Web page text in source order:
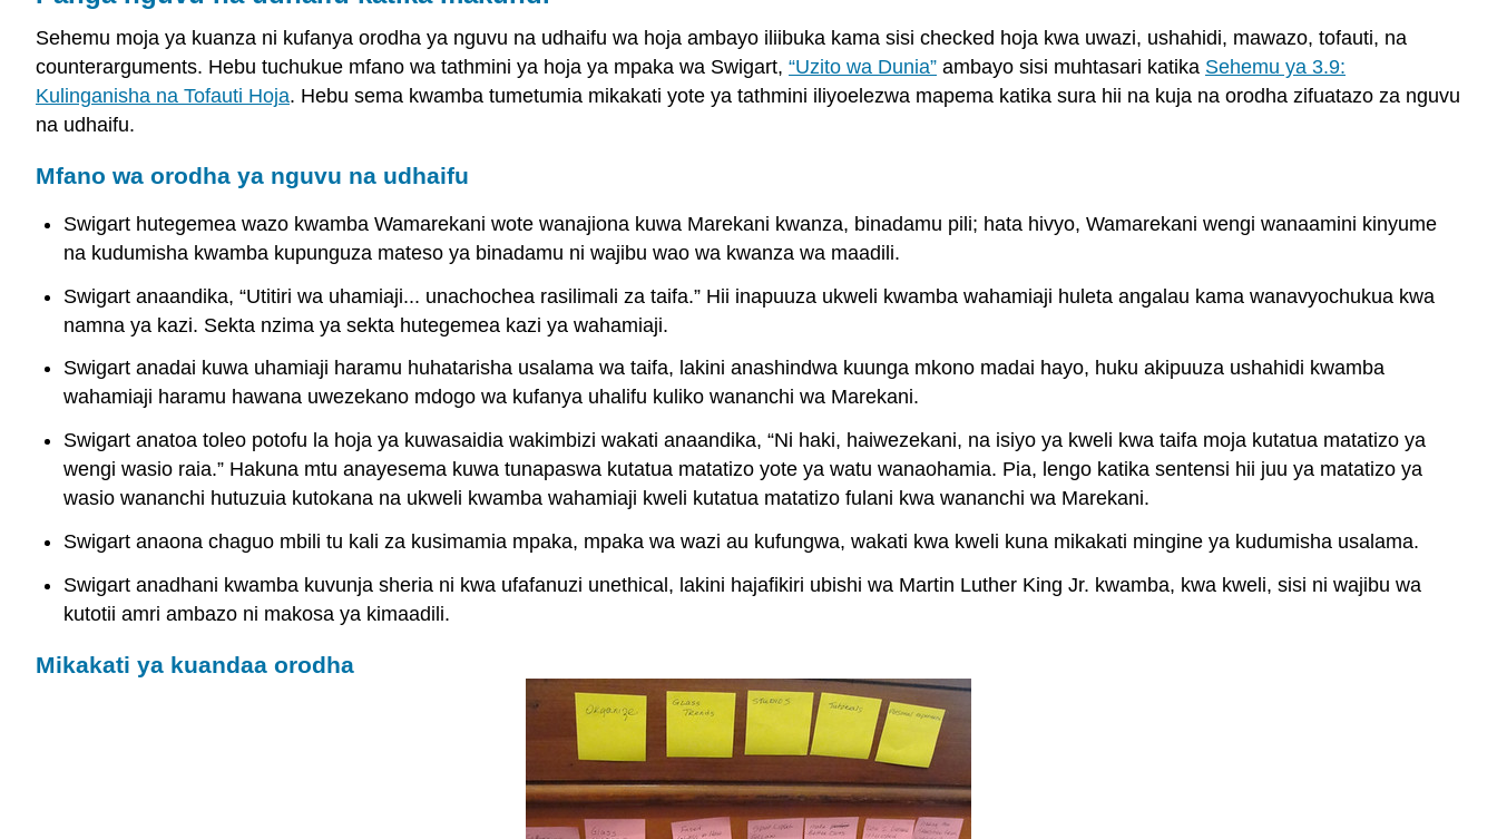
Tathmini
Kuandaa
insha
insha
inayofuata:
mapendekezo
Zoezi
\PageIndex1
\PageIndex1
Sehemu moja ya kuanza ni kufanya orodha ya nguvu na udhaifu wa hoja ambayo iliibuka kama sisi checked hoja kwa uwazi, ushahidi, mawazo, tofauti, na
counterarguments. Hebu tuchukue mfano wa tathmini ya hoja ya mpaka wa Swigart, “Uzito wa Dunia” ambayo sisi muhtasari katika Sehemu ya 3.9:
Kulinganisha na Tofauti Hoja. Hebu sema kwamba tumetumia mikakati yote ya tathmini iliyoelezwa mapema katika sura hii na kuja na orodha zifuatazo za nguvu
na udhaifu.
Mfano wa orodha ya nguvu na udhaifu
Swigart hutegemea wazo kwamba Wamarekani wote wanajiona kuwa Marekani kwanza, binadamu pili; hata hivyo, Wamarekani wengi wanaamini kinyume
na kudumisha kwamba kupunguza mateso ya binadamu ni wajibu wao wa kwanza wa maadili.
Swigart anaandika, “Utitiri wa uhamiaji... unachochea rasilimali za taifa.” Hii inapuuza ukweli kwamba wahamiaji huleta angalau kama wanavyochukua kwa
namna ya kazi. Sekta nzima ya sekta hutegemea kazi ya wahamiaji.
Swigart anadai kuwa uhamiaji haramu huhatarisha usalama wa taifa, lakini anashindwa kuunga mkono madai hayo, huku akipuuza ushahidi kwamba
wahamiaji haramu hawana uwezekano mdogo wa kufanya uhalifu kuliko wananchi wa Marekani.
Swigart anatoa toleo potofu la hoja ya kuwasaidia wakimbizi wakati anaandika, “Ni haki, haiwezekani, na isiyo ya kweli kwa taifa moja kutatua matatizo ya
wengi wasio raia.” Hakuna mtu anayesema kuwa tunapaswa kutatua matatizo yote ya watu wanaohamia. Pia, lengo katika sentensi hii juu ya matatizo ya
wasio wananchi hutuzuia kutokana na ukweli kwamba wahamiaji kweli kutatua matatizo fulani kwa wananchi wa Marekani.
Swigart anaona chaguo mbili tu kali za kusimamia mpaka, mpaka wa wazi au kufungwa, wakati kwa kweli kuna mikakati mingine ya kudumisha usalama.
Swigart anadhani kwamba kuvunja sheria ni kwa ufafanuzi unethical, lakini hajafikiri ubishi wa Martin Luther King Jr. kwamba, kwa kweli, sisi ni wajibu wa
kutotii amri ambazo ni makosa ya kimaadili.
Mikakati ya kuandaa orodha